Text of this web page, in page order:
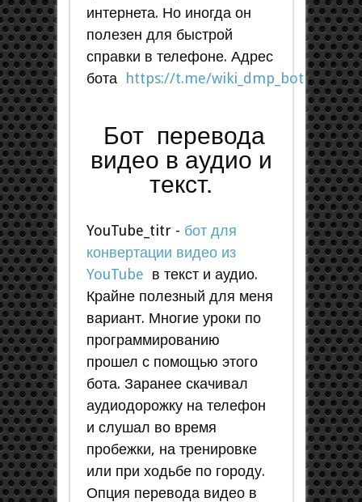
интернета. Но иногда он
полезен для быстрой
справки в телефоне. Адрес
бота
https://t.me/wiki_dmp_bot
Бот перевода
видео в аудио и
текст.
YouTube_titr - бот для
конвертации видео из
YouTube в текст и аудио.
Крайне полезный для меня
вариант. Многие уроки по
программированию
прошел с помощью этого
бота. Заранее скачивал
аудиодорожку на телефон
и слушал во время
пробежки, на тренировке
или при ходьбе по городу.
Опция перевода видео в